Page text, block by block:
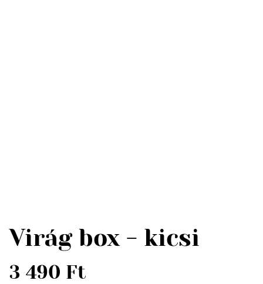
Virág box - kicsi
3 490 Ft